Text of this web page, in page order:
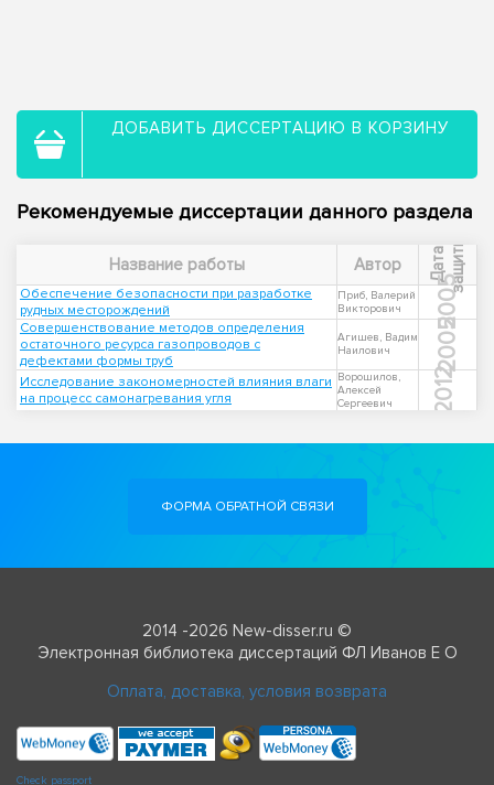
ДОБАВИТЬ ДИССЕРТАЦИЮ В КОРЗИНУ
Рекомендуемые диссертации данного раздела
Название работы Автор Д
а
т
а
з
а
щ
и
ты
Обеспечение безопасности при разработке
рудных месторождений
Приб, Валерий
Викторович
2005
Совершенствование методов определения
остаточного ресурса газопроводов с
дефектами формы труб
Агишев, Вадим
Наилович
2005
Исследование закономерностей влияния влаги
на процесс самонагревания угля
Ворошилов,
Алексей
Сергеевич
2012
ФОРМА ОБРАТНОЙ СВЯЗИ
2014 -2026 New-disser.ru ©
Электронная библиотека диссертаций ФЛ Иванов Е О
Оплата, доставка, условия возврата
Check passport